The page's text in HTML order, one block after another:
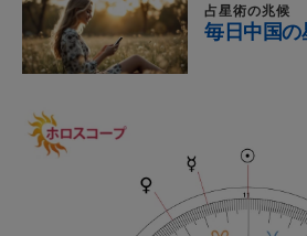
占星術の兆候
毎日中国